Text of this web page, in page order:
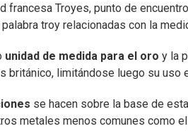
francesa Troyes, punto de
troy relacionadas con la
unidad de medida para el oro y la
británico, limitándose luego su uso
se hacen sobre la base de
metales menos comunes como